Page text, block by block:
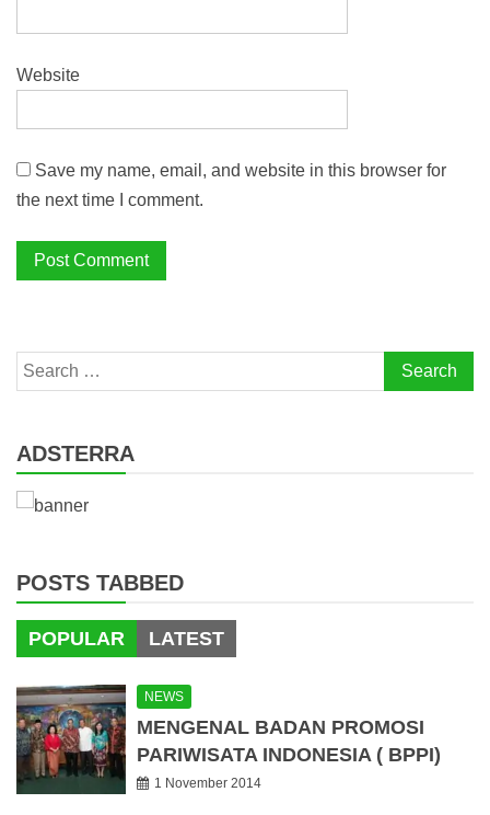
Website
Save my name, email, and website in this browser for
the next time I comment.
Search
for:
ADSTERRA
POSTS TABBED
POPULAR LATEST
NEWS
MENGENAL BADAN PROMOSI
PARIWISATA INDONESIA ( BPPI)
1 November 2014